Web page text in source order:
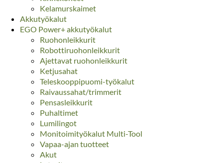
Kelamurskaimet
Akkutyökalut
EGO Power+ akkutyökalut
Ruohonleikkurit
Robottiruohonleikkurit
Ajettavat ruohonleikkurit
Ketjusahat
Teleskooppipuomi-työkalut
Raivaussahat/trimmerit
Pensasleikkurit
Puhaltimet
Lumilingot
Monitoimityökalut Multi-Tool
Vapaa-ajan tuotteet
Akut